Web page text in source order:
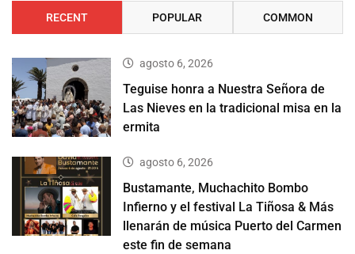
RECENT POPULAR COMMON
agosto 6, 2026
Teguise honra a Nuestra Señora de
Las Nieves en la tradicional misa en la
ermita
agosto 6, 2026
Bustamante, Muchachito Bombo
Infierno y el festival La Tiñosa & Más
llenarán de música Puerto del Carmen
este fin de semana